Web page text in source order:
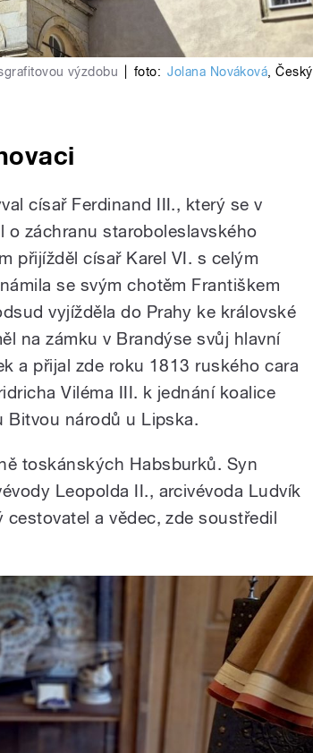
výzdobu foto: Jolana Nováková,Český
císař Ferdinand III., který se v
o záchranu staroboleslavského
přijížděl císař Karel VI. s celým
se svým chotěm Františkem
vyjížděla do Prahy ke královské
na zámku v Brandýse svůj hlavní
a přijal zde roku 1813 ruského cara
Viléma III. k jednání koalice
Bitvou národů u Lipska.
toskánských Habsburků. Syn
Leopolda II., arcivévoda Ludvík
cestovatel a vědec, zde soustředil